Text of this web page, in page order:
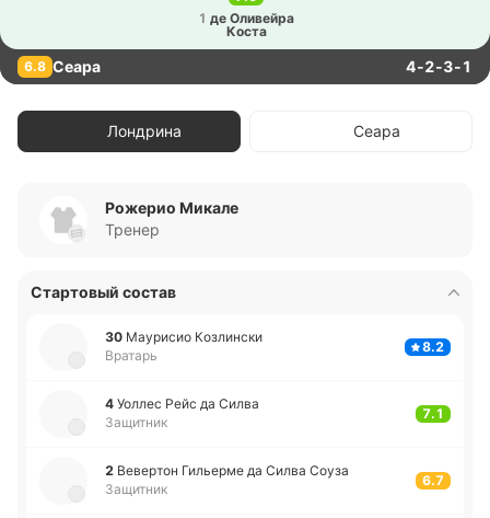
1 де Оли­вей­ра
Коста
6.8 Сеара 4-2-3-1
Лондрина Сеара
Рожерио Микале
Тренер
Стартовый состав
30 Мау­ри­сио Ко­зли­нски
Вратарь
8.2
4 Уоллес Рейс да Силва
Защитник
7.1
2 Ве­ве­ртон Ги­лье­рме да Силва Соуза
Защитник
6.7